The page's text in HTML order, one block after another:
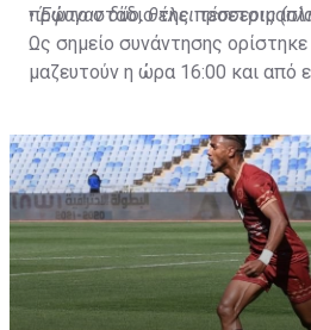
πρώτο στάδιο της
•Έφυγαν δύο, θέλει τέσσερις
Ως σημείο συνάντησης
μαζευτούν η ώρα 16:00 και από
δώοσυν το παρών τους στην
της ομάδας.